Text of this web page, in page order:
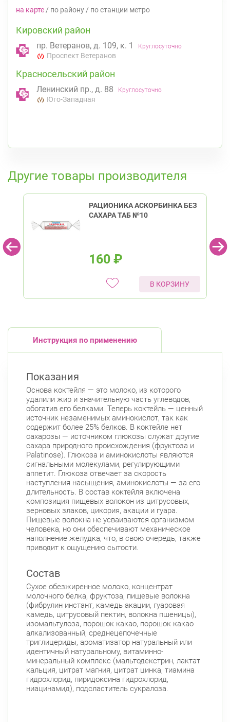
на карте / по району / по станции метро
Кировский район
пр. Ветеранов, д. 109, к. 1 Круглосуточно
Проспект Ветеранов
Красносельский район
Ленинский пр., д. 88 Круглосуточно
Юго-Западная
Другие товары производителя
РАЦИОНИКА АСКОРБИНКА БЕЗ
САХАРА ТАБ №10
160 ₽
В КОРЗИНУ
Инструкция по применению
Показания
Основа коктейля — это молоко, из которого
удалили жир и значительную часть углеводов,
обогатив его белками. Теперь коктейль — ценный
источник незаменимых аминокислот, так как
содержит более 25% белков. В коктейле нет
сахарозы — источником глюкозы служат другие
сахара природного происхождения (фруктоза и
Palatinose). Глюкоза и аминокислоты являются
сигнальными молекулами, регулирующими
аппетит. Глюкоза отвечает за скорость
наступления насыщения, аминокислоты — за его
длительность. В состав коктейля включена
композиция пищевых волокон из цитрусовых,
зерновых злаков, цикория, акации и гуара.
Пищевые волокна не усваиваются организмом
человека, но они обеспечивают механическое
наполнение желудка, что, в свою очередь, также
приводит к ощущению сытости.
Состав
Сухое обезжиренное молоко, концентрат
молочного белка, фруктоза, пищевые волокна
(фибрулин инстант, камедь акации, гуаровая
камедь, цитрусовый пектин, волокна пшеницы),
изомальтулоза, порошок какао, порошок какао
алкализованный, среднецепочечные
триглицериды, ароматизатор натуральный или
идентичный натуральному, витаминно-
минеральный комплекс (мальтодекстрин, лактат
кальция, цитрат магния, цитрат цинка, тиамина
гидрохлорид, пиридоксина гидрохлорид,
ниацинамид), подсластитель сукралоза.